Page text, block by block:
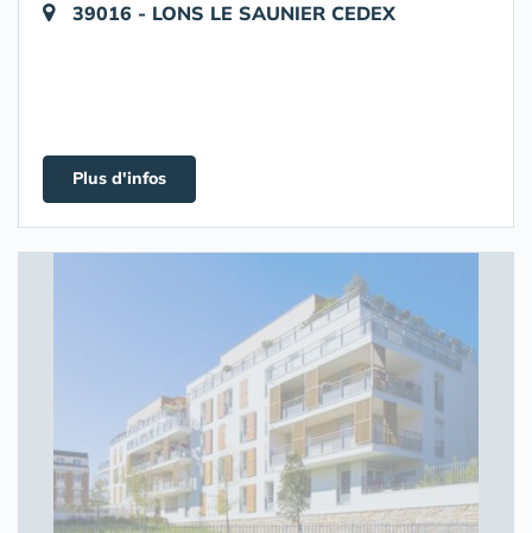
39016 - LONS LE SAUNIER CEDEX
Plus d'infos